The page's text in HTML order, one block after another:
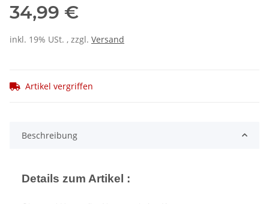
34,99 €
inkl. 19% USt. , zzgl. Versand
Artikel vergriffen
Beschreibung
Details zum Artikel :